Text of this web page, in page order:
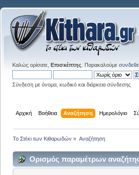
Καλώς ορίσατε, Επισκέπτης . Παρακαλούμε
Σύνδεση με όνομα, κωδικό και διάρκεια σύνδεσης
Αρχική Βοήθεια Αναζήτηση Ημερολόγιο
Το Στέκι των Κιθαρωδών » Αναζήτηση
Ορισμός παραμέτρων